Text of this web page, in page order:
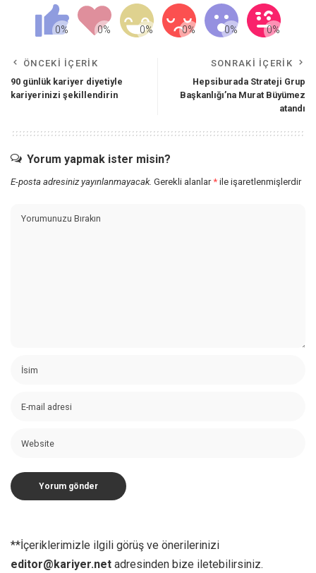
ÖNCEKI İÇERIK
90 günlük kariyer diyetiyle
kariyerinizi şekillendirin
SONRAKI İÇERIK
Hepsiburada Strateji Grup
Başkanlığı’na Murat Büyümez
atandı
Yorum yapmak ister misin?
E-posta adresiniz yayınlanmayacak. Gerekli alanlar* ile işaretlenmişlerdir
**İçeriklerimizle ilgili görüş ve önerilerinizi
editor@kariyer.net adresinden bize iletebilirsiniz.